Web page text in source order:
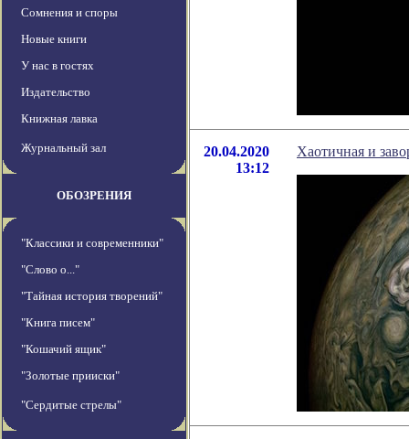
Сомнения и споры
Новые книги
У нас в гостях
Издательство
Книжная лавка
Журнальный зал
ОБОЗРЕНИЯ
"Классики и современники"
"Слово о..."
"Тайная история творений"
"Книга писем"
"Кошачий ящик"
"Золотые прииски"
"Сердитые стрелы"
20.04.2020
13:12
Хаотичная и